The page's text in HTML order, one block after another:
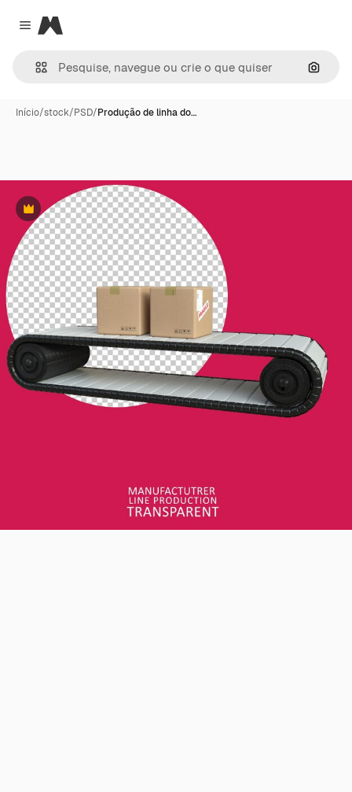
Close menu
Magnific
Início/stock/PSD/Produção de linha do…
Premium